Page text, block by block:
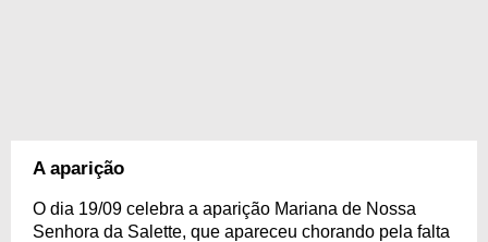
A aparição
O dia 19/09 celebra a aparição Mariana de Nossa
Senhora da Salette, que apareceu chorando pela falta